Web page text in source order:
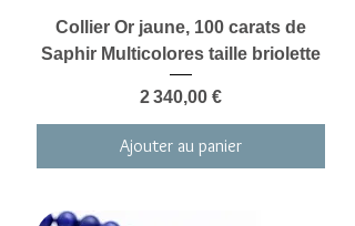
Collier Or jaune, 100 carats de
Saphir Multicolores taille briolette
Prix
2 340,00 €
Ajouter au panier